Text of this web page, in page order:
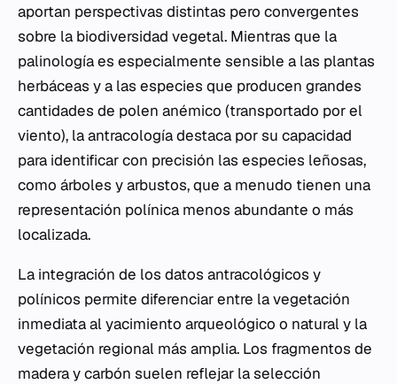
aportan perspectivas distintas pero convergentes
sobre la biodiversidad vegetal. Mientras que la
palinología es especialmente sensible a las plantas
herbáceas y a las especies que producen grandes
cantidades de polen anémico (transportado por el
viento), la antracología destaca por su capacidad
para identificar con precisión las especies leñosas,
como árboles y arbustos, que a menudo tienen una
representación polínica menos abundante o más
localizada.
La integración de los datos antracológicos y
polínicos permite diferenciar entre la vegetación
inmediata al yacimiento arqueológico o natural y la
vegetación regional más amplia. Los fragmentos de
madera y carbón suelen reflejar la selección